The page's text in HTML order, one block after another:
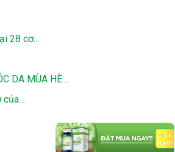
28 cơ…
DA MÙA HÈ…
của…